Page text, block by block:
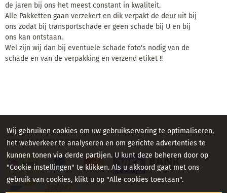
de jaren bij ons het meest constant in kwaliteit.
Alle Pakketten gaan verzekert en dik verpakt de deur uit bij
ons zodat bij transportschade er geen schade bij U en bij
ons kan ontstaan.
Wel zijn wij dan bij eventuele schade foto's nodig van de
schade en van de verpakking en verzend etiket !!
BETAALMETHODEN
Wij gebruiken cookies om uw gebruikservaring te optimaliseren,
het webverkeer te analyseren en om gerichte advertenties te
kunnen tonen via derde partijen. U kunt deze beheren door op
"Cookie instellingen" te klikken. Als u akkoord gaat met ons
gebruik van cookies, klikt u op "Alle cookies toestaan".